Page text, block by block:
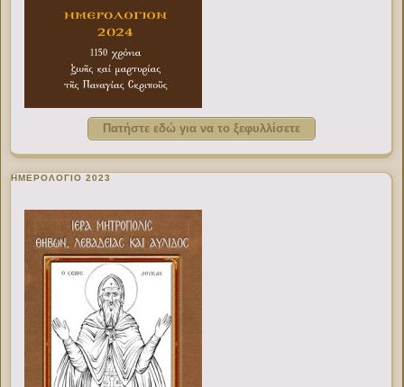
Πατήστε εδώ για να το ξεφυλλίσετε
ΗΜΕΡΟΛΟΓΙΟ 2023